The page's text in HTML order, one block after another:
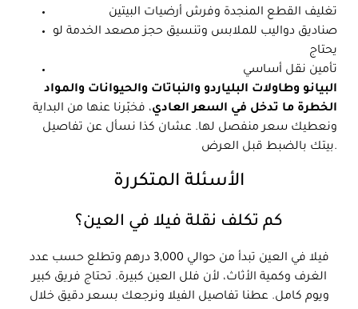
تغليف القطع المنجدة وفرش أرضيات البيتين
صناديق دواليب للملابس وتنسيق حجز مصعد الخدمة لو
يحتاج
تأمين نقل أساسي
البيانو وطاولات البلياردو والنباتات والحيوانات والمواد
الخطرة ما تدخل في السعر العادي، فخبّرنا عنها من البداية
ونعطيك سعر منفصل لها. عشان كذا نسأل عن تفاصيل
بيتك بالضبط قبل العرض.
الأسئلة المتكررة
كم تكلف نقلة فيلا في العين؟
فيلا في العين تبدأ من حوالي 3,000 درهم وتطلع حسب عدد
الغرف وكمية الأثاث، لأن فلل العين كبيرة. تحتاج فريق كبير
ويوم كامل. عطنا تفاصيل الفيلا ونرجعك بسعر دقيق خلال